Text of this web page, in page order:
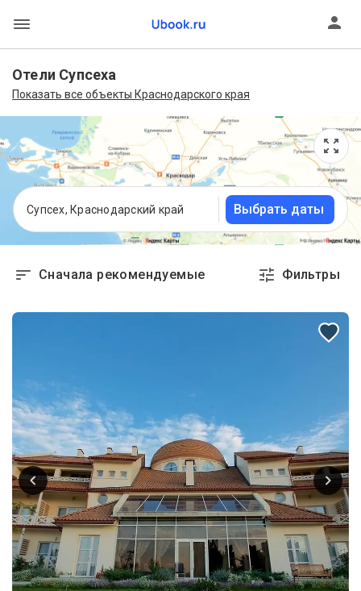
Отели Супсеха
Показать все объекты Краснодарского края
Супсех, Краснодарский край Выбрать даты
Сначала рекомендуемые Фильтры